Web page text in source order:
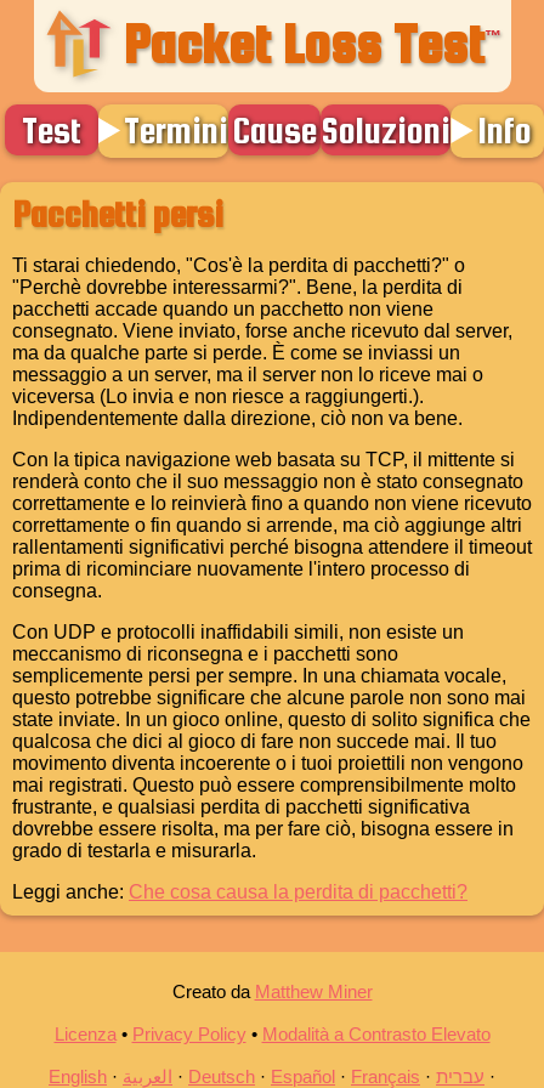
Packet Loss Test™
Test TerminiCauseSoluzioni Info
Pacchetti persi
Ti starai chiedendo, "Cos'è la perdita di pacchetti?" o
"Perchè dovrebbe interessarmi?". Bene, la perdita di
pacchetti accade quando un pacchetto non viene
consegnato. Viene inviato, forse anche ricevuto dal server,
ma da qualche parte si perde. È come se inviassi un
messaggio a un server, ma il server non lo riceve mai o
viceversa (Lo invia e non riesce a raggiungerti.).
Indipendentemente dalla direzione, ciò non va bene.
Con la tipica navigazione web basata su TCP, il mittente si
renderà conto che il suo messaggio non è stato consegnato
correttamente e lo reinvierà fino a quando non viene ricevuto
correttamente o fin quando si arrende, ma ciò aggiunge altri
rallentamenti significativi perché bisogna attendere il timeout
prima di ricominciare nuovamente l'intero processo di
consegna.
Con UDP e protocolli inaffidabili simili, non esiste un
meccanismo di riconsegna e i pacchetti sono
semplicemente persi per sempre. In una chiamata vocale,
questo potrebbe significare che alcune parole non sono mai
state inviate. In un gioco online, questo di solito significa che
qualcosa che dici al gioco di fare non succede mai. Il tuo
movimento diventa incoerente o i tuoi proiettili non vengono
mai registrati. Questo può essere comprensibilmente molto
frustrante, e qualsiasi perdita di pacchetti significativa
dovrebbe essere risolta, ma per fare ciò, bisogna essere in
grado di testarla e misurarla.
Leggi anche: Che cosa causa la perdita di pacchetti?
Creato da Matthew Miner
Licenza• Privacy Policy• Modalità a Contrasto Elevato
English العربية Deutsch Español Français עברית